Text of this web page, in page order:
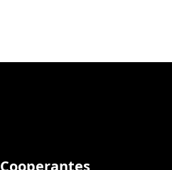
Cooperantes